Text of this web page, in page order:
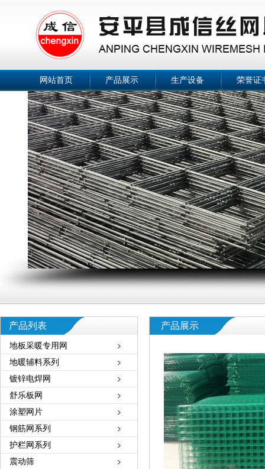
网站首页 产品展示 生产设备 荣誉证
产品列表
地板采暖专用网
地暖辅料系列
镀锌电焊网
舒乐板网
涂塑网片
钢筋网系列
护栏网系列
震动筛
产品展示